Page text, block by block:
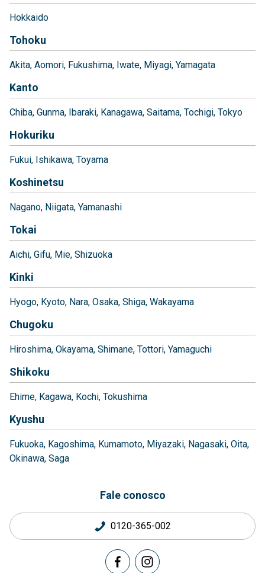
Hokkaido
Tohoku
Akita Aomori Fukushima Iwate Miyagi Yamagata
Kanto
Chiba Gunma Ibaraki Kanagawa Saitama Tochigi Tokyo
Hokuriku
Fukui Ishikawa Toyama
Koshinetsu
Nagano Niigata Yamanashi
Tokai
Aichi Gifu Mie Shizuoka
Kinki
Hyogo Kyoto Nara Osaka Shiga Wakayama
Chugoku
Hiroshima Okayama Shimane Tottori Yamaguchi
Shikoku
Ehime Kagawa Kochi Tokushima
Kyushu
Fukuoka Kagoshima Kumamoto Miyazaki Nagasaki Oita
Okinawa Saga
Fale conosco
0120-365-002